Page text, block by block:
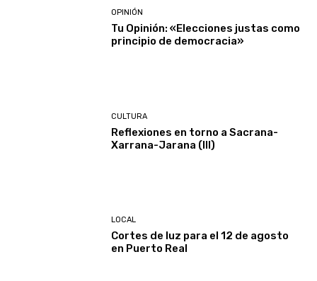
OPINIÓN
Tu Opinión: «Elecciones justas como
principio de democracia»
CULTURA
Reflexiones en torno a Sacrana-
Xarrana-Jarana (III)
LOCAL
Cortes de luz para el 12 de agosto
en Puerto Real